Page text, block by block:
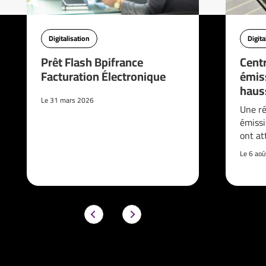
Digitalisation
Prêt Flash Bpifrance
Facturation Électronique
Le 31 mars 2026
Une
ont
Le 6